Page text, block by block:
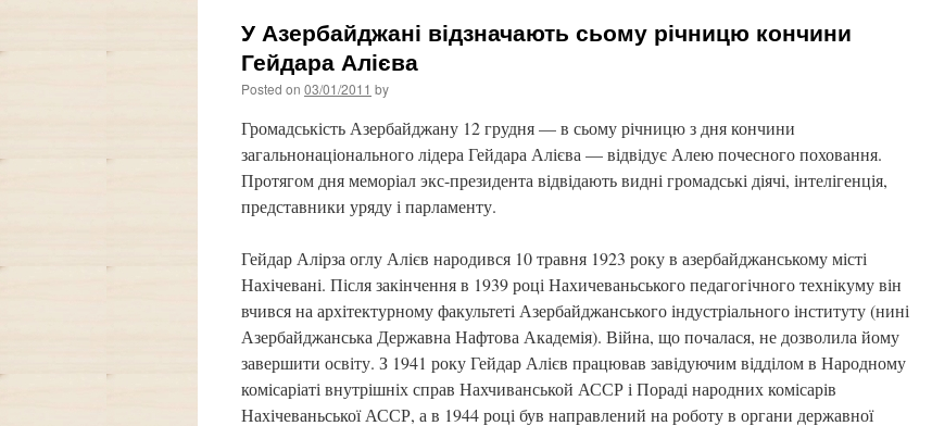
У Азербайджані відзначають сьому річницю кончини
Гейдара Алієва
Posted on 03/01/2011 by
Громадськість Азербайджану 12 грудня — в сьому річницю з дня кончини
загальнонаціонального лідера Гейдара Алієва — відвідує Алею почесного поховання.
Протягом дня меморіал экс-президента відвідають видні громадські діячі, інтелігенція,
представники уряду і парламенту.
Гейдар Алірза оглу Алієв народився 10 травня 1923 року в азербайджанському місті
Нахічевані. Після закінчення в 1939 році Нахичеваньського педагогічного технікуму він
вчився на архітектурному факультеті Азербайджанського індустріального інституту (нині
Азербайджанська Державна Нафтова Академія). Війна, що почалася, не дозволила йому
завершити освіту. З 1941 року Гейдар Алієв працював завідуючим відділом в Народному
комісаріаті внутрішніх справ Нахчиванськой АССР і Пораді народних комісарів
Нахічеваньської АССР, а в 1944 році був направлений на роботу в органи державної